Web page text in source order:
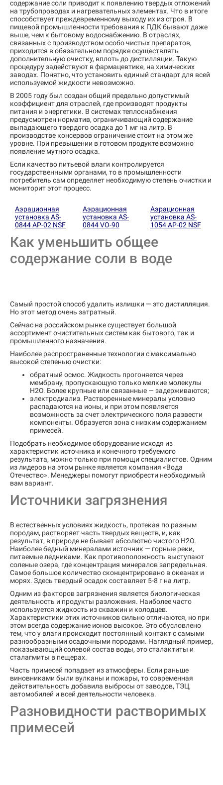
содержание соли приводит к появлению твердых отложений
на трубопроводах и нагревательных элементах. Что в итоге
способствует преждевременному выходу их из строя. В
пищевой промышленности требования к ПДК бывают даже
выше, чем к бытовому водоснабжению. В отраслях,
связанных с производством особо чистых препаратов,
приходится в обязательном порядке осуществлять
дополнительную очистку, вплоть до дистилляции. Такую
процедуру задействуют в фармацевтике, на химических
заводах. Понятно, что установить единый стандарт для всей
используемой жидкости невозможно.
В 2005 году был создан общий предельно допустимый
коэффициент для отраслей, где производят продукты
питания и энергетики. В системах теплоснабжения
предусмотрен норматив, ограничивающий содержание
выпадающего твердого осадка до 1 мг на литр. В
производстве консервов ограничение стоит на этом же
уровне. При превышении в готовом продукте возможно
появление мутного осадка.
Если качество питьевой влаги контролируется
государственными органами, то в промышленности
потребитель сам определяет необходимую степень очистки и
мониторит этот процесс.
Аэрационная
установка AS-
0844 AP-02 NSF
Аэрационная
установка AS-
0844 VO-90
Аэрационная
установка AS-
1054 AP-02 NSF
Как уменьшить общее
содержание соли в воде
Самый простой способ удалить излишки — это дистилляция.
Но этот метод очень затратный.
Сейчас на российском рынке существует большой
ассортимент очистительных систем как бытового, так и
промышленного назначения.
Наиболее распространенные технологии с максимально
высокой степенью очистки:
обратный осмос. Жидкость прогоняется через
мембрану, пропускающую только мелкие молекулы
Н2О. Более крупные или связанные — задерживаются;
электродиализ. Растворенные минералы условно
распадаются на ионы, и при этом появляется
возможность за счет электрического поля развести
компоненты. Образуется зона с низким содержанием
примесей.
Подобрать необходимое оборудование исходя из
характеристик источника и конечного требуемого
результата, можно только при помощи специалистов. Одним
из лидеров на этом рынке является компания «Вода
Отечество». Менеджеры помогут приобрести необходимый
вам вариант.
Источники загрязнения
В естественных условиях жидкость, протекая по разным
породам, растворяет часть твердых веществ, и, как
результат, в природе не бывает абсолютно чистого Н2О.
Наиболее бедный минералами источник — горные реки,
питаемые ледниками. Как противоположность выступают
соленые озера, где концентрация минералов запредельная.
Самое большое количество сконцентрировано в океанах и
морях. Здесь твердый осадок составляет 5-8 г на литр.
Одним из факторов загрязнения является биологическая
деятельность и продукты разложения. Наиболее часто
используется жидкость из скважин и колодцев.
Характеристики этих источников сильно отличаются, но при
этом всегда содержание ионов высокое. Это обусловлено
тем, что у влаги происходит постоянный контакт с самыми
разнообразными осадочными породами. Наглядный пример,
показывающий солевой состав воды, это сталактиты и
сталагмиты в пещерах.
Часть примесей попадает из атмосферы. Если раньше
виновниками были вулканы и пожары, то современная
действительность добавила выбросы от заводов, ТЭЦ,
автомобилей и всей деятельности человека.
Разновидности растворимых
примесей